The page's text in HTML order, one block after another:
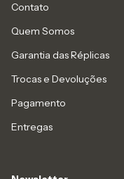
Contato
Quem Somos
Garantia das Réplicas
Trocas e Devoluções
Pagamento
Entregas